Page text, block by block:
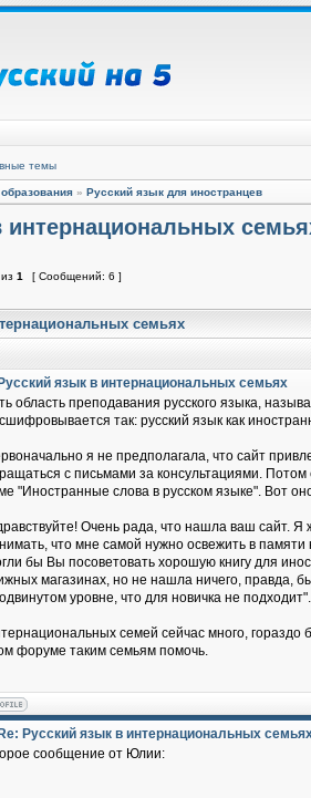
темы
» Русский язык для иностранцев
интернациональных
из 1
[ Сообщений: 6 ]
семьях
Русский язык в интернациональных семьях
область преподавания русского языка,
так: русский язык как
я не предполагала, что сайт
с письмами за консультациями.
"Иностранные слова в русском языке". Вот
Очень рада, что нашла ваш сайт. Я
что мне самой нужно освежить в памяти
бы Вы посоветовать хорошую книгу для
магазинах, но не нашла ничего, правда,
уровне, что для новичка не подходит".
семей сейчас много,
форуме таким семьям помочь.
Re: Русский язык в интернациональных
сообщение от Юлии: